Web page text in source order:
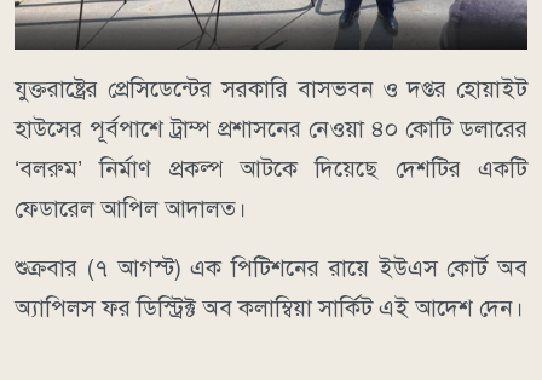
যুক্তরাষ্ট্রের প্রেসিডেন্টের সরকারি বাসভবন ও দপ্তর হোয়াইট
হাউসের পূর্বপাশে ট্রাম্প প্রশাসনের নেওয়া ৪০ কোটি ডলারের
‘বলরুম’ নির্মাণ প্রকল্প আটকে দিয়েছে দেশটির একটি
ফেডারেল আপিল আদালত।
শুক্রবার (৭ আগস্ট) এক পিটিশনের রায়ে ইউএস কোর্ট অব
অ্যাপিলস ফর ডিস্ট্রিক্ট অব কলাম্বিয়া সার্কিট এই আদেশ দেন।